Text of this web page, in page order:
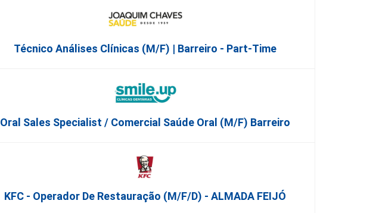
Técnico Análises Clínicas (M/F) | Barreiro - Part-Time
Oral Sales Specialist / Comercial Saúde Oral (M/F) Barreiro
KFC - Operador De Restauração (m/f/d) - ALMADA FEIJÓ